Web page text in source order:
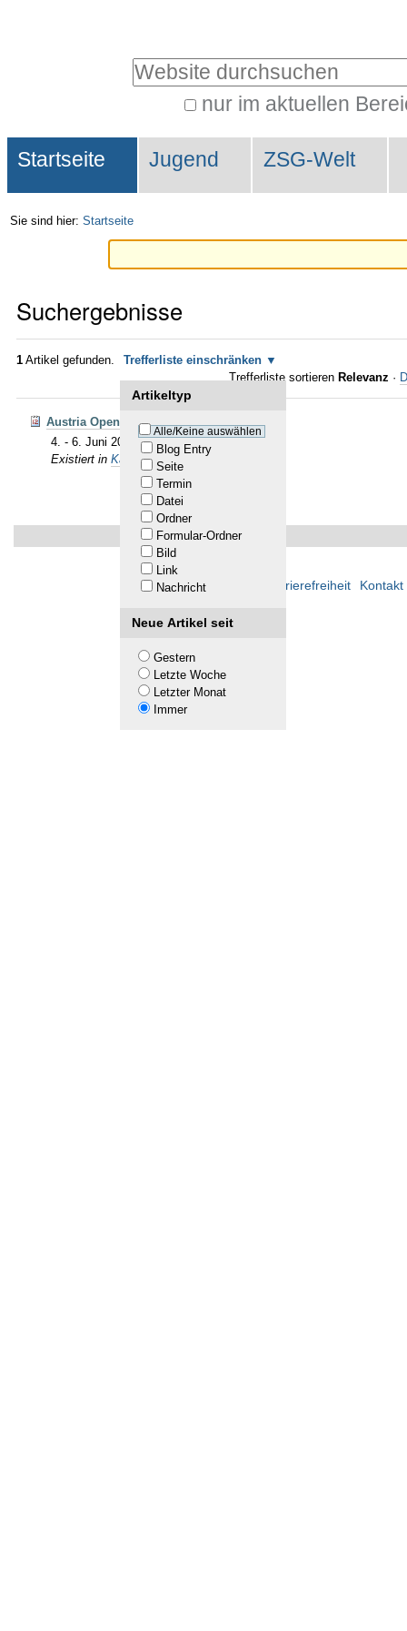
Direkt
zur
Navigation
Website durchsuchen
nur im aktuellen
Suche…
Sektionen
Startseite Jugend ZSG-Welt
Sie sind hier: Startseite
Suchergebnisse
1 Artikel gefunden. Trefferliste einschränken
Artikeltyp
Alle/Keine auswählen
Blog Entry
Seite
Termin
Datei
Ordner
Formular-Ordner
Bild
Link
Nachricht
Neue Artikel seit
Gestern
Letzte Woche
Letzter Monat
Immer
Trefferliste sortieren Relevanz ·
Austria Open 2026
4. - 6. Juni 2026 in Innsbruck / Tirol
Existiert in Kalender
Übersicht Barrierefreiheit Kontakt